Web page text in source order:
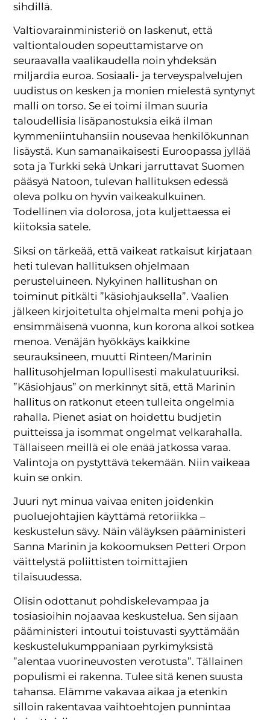
sihdillä.
Valtiovarainministeriö on laskenut, että
valtiontalouden sopeuttamistarve on
seuraavalla vaalikaudella noin yhdeksän
miljardia euroa. Sosiaali- ja terveyspalvelujen
uudistus on kesken ja monien mielestä syntynyt
malli on torso. Se ei toimi ilman suuria
taloudellisia lisäpanostuksia eikä ilman
kymmeniintuhansiin nousevaa henkilökunnan
lisäystä. Kun samanaikaisesti Euroopassa jyllää
sota ja Turkki sekä Unkari jarruttavat Suomen
pääsyä Natoon, tulevan hallituksen edessä
oleva polku on hyvin vaikeakulkuinen.
Todellinen via dolorosa, jota kuljettaessa ei
kiitoksia satele.
Siksi on tärkeää, että vaikeat ratkaisut kirjataan
heti tulevan hallituksen ohjelmaan
perusteluineen. Nykyinen hallitushan on
toiminut pitkälti ”käsiohjauksella”. Vaalien
jälkeen kirjoitetulta ohjelmalta meni pohja jo
ensimmäisenä vuonna, kun korona alkoi sotkea
menoa. Venäjän hyökkäys kaikkine
seurauksineen, muutti Rinteen/Marinin
hallitusohjelman lopullisesti makulatuuriksi.
”Käsiohjaus” on merkinnyt sitä, että Marinin
hallitus on ratkonut eteen tulleita ongelmia
rahalla. Pienet asiat on hoidettu budjetin
puitteissa ja isommat ongelmat velkarahalla.
Tällaiseen meillä ei ole enää jatkossa varaa.
Valintoja on pystyttävä tekemään. Niin vaikeaa
kuin se onkin.
Juuri nyt minua vaivaa eniten joidenkin
puoluejohtajien käyttämä retoriikka –
keskustelun sävy. Näin väläyksen pääministeri
Sanna Marinin ja kokoomuksen Petteri Orpon
väittelystä poliittisten toimittajien
tilaisuudessa.
Olisin odottanut pohdiskelevampaa ja
tosiasioihin nojaavaa keskustelua. Sen sijaan
pääministeri intoutui toistuvasti syyttämään
keskustelukumppaniaan pyrkimyksistä
”alentaa vuorineuvosten verotusta”. Tällainen
populismi ei rakenna. Tulee sitä kenen suusta
tahansa. Elämme vakavaa aikaa ja etenkin
silloin rakentavaa vaihtoehtojen punnintaa